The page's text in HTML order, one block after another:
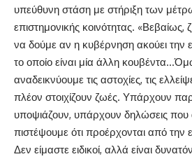
υπεύθυνη στάση με στήριξη των
επιστημονικής κοινότητας. «Βεβαίως,
να δούμε αν η κυβέρνηση ακούει την
το οποίο είναι μία άλλη
αναδεικνύουμε τις αστοχίες, τις
πλέον στοιχίζουν ζωές. Υπάρχουν
υποψιάζουν, υπάρχουν δηλώσεις
πιστέψουμε ότι προέρχονται από την
Δεν είμαστε ειδικοί, αλλά είναι